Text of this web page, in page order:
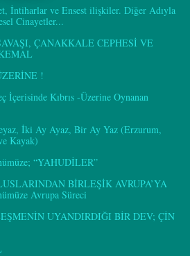
İntiharlar ve Ensest ilişkiler. Diğer Adıyla
Cinayetler...
ÇANAKKALE CEPHESİ VE
!
İçerisinde Kıbrıs -Üzerine Oynanan
İki Ay Ayaz, Bir Ay Yaz (Erzurum,
Kayak)
“YAHUDİLER”
BİRLEŞİK AVRUPA’YA
Avrupa Süreci
UYANDIRDIĞI BİR DEV; ÇİN